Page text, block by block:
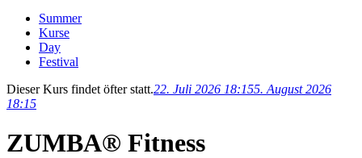
Summer
Kurse
Day
Festival
Dieser Kurs findet öfter statt.22. Juli 2026 18:155. August 2026
18:15
ZUMBA® Fitness